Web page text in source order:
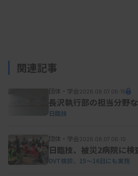
関連記事
団体・学会2026.08.07 06:15
長沢執行部の担当分野
日臨技
団体・学会2026.08.07 06:10
日臨技、被災2病院に検
DVT検診、15～16日にも実施